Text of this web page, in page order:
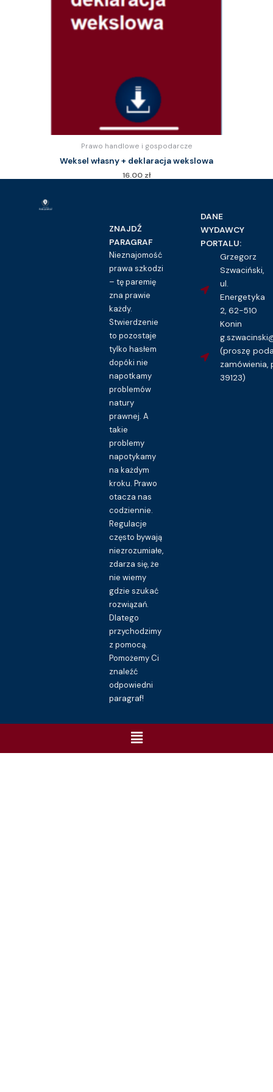
Prawo handlowe i gospodarcze
Weksel własny + deklaracja wekslowa
16.00 zł
ZNAJDŹ
PARAGRAF
Nieznajomość
prawa szkodzi
– tę paremię
zna prawie
każdy.
Stwierdzenie
to pozostaje
tylko hasłem
dopóki nie
napotkamy
problemów
natury
prawnej. A
takie
problemy
napotykamy
na każdym
kroku. Prawo
otacza nas
codziennie.
Regulacje
często bywają
niezrozumiałe,
zdarza się, że
nie wiemy
gdzie szukać
rozwiązań.
Dlatego
przychodzimy
z pomocą.
Pomożemy Ci
znaleźć
odpowiedni
paragraf!
DANE
WYDAWCY
PORTALU:
Grzegorz
Szwaciński,
ul.
Energetyka
2, 62-510
Konin
(proszę
zamówienia,
39123)
Menu